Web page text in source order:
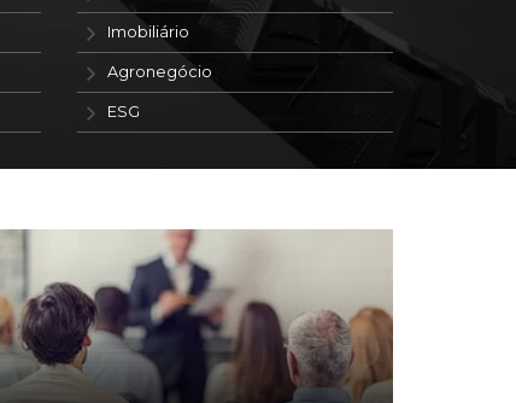
Imobiliário
Agronegócio
ESG